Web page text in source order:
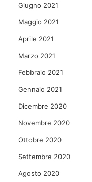
Giugno 2021
Maggio 2021
Aprile 2021
Marzo 2021
Febbraio 2021
Gennaio 2021
Dicembre 2020
Novembre 2020
Ottobre 2020
Settembre 2020
Agosto 2020